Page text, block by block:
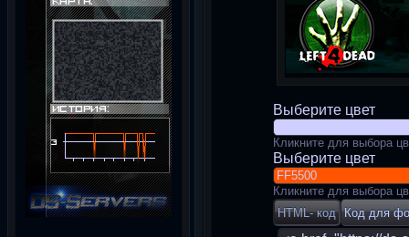
Выберите цвет
Кликните для выбора
Выберите цвет
Кликните для выбора